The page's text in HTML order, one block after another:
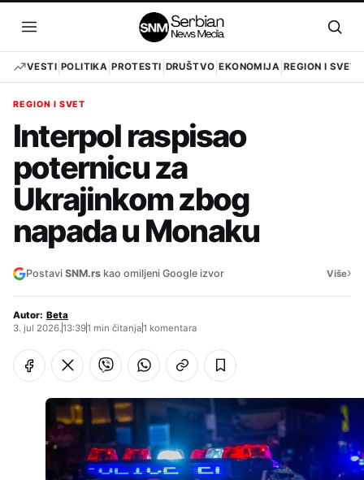
sadržaj
Otvori
meni
VESTI POLITIKA PROTESTI DRUŠTVO EKONOMIJA REGION I SVET
REGION I SVET
Interpol raspisao
poternicu za
Ukrajinkom zbog
napada u Monaku
Postavi SNM.rs kao omiljeni Google izvor Više›
Autor: Beta
3. jul 2026.13:391 min čitanja1 komentara